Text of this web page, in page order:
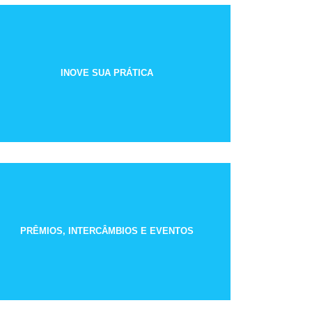
INOVE SUA PRÁTICA
PRÊMIOS, INTERCÂMBIOS E EVENTOS